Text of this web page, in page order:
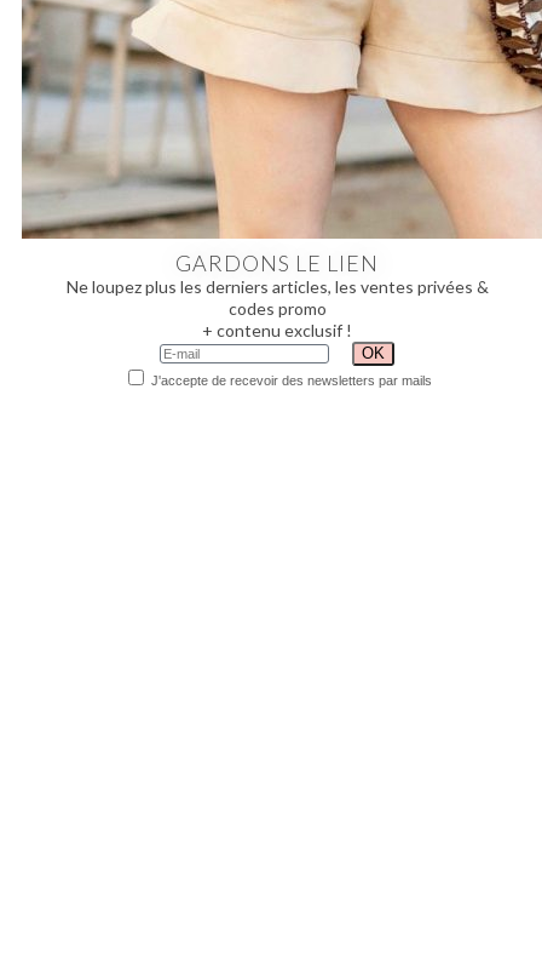
GARDONS LE LIEN
Ne loupez plus les derniers articles, les ventes privées &
codes promo
+ contenu exclusif !
J'accepte de recevoir des newsletters par mails